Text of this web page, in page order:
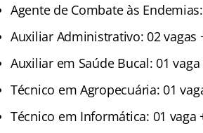
Agente de Combate às
Auxiliar Administrativo: 02 vagas
Auxiliar em Saúde Bucal: 01 vaga
Técnico em Agropecuária: 01
Técnico em Informática: 01 vaga